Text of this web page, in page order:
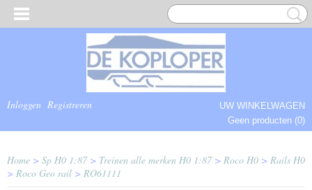
Inloggen Registreren
UW WINKELWAGEN
Geen producten (0)
Home > Sp H0 1:87> Treinen alle merken H0 1:87> Roco H0 > Rails H0
> Roco Geo rail > RO61111